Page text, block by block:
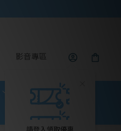
影音專區
玩具童書